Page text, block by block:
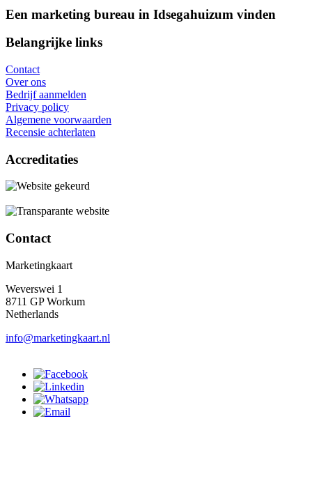
Een marketing bureau in Idsegahuizum vinden
Belangrijke links
Contact
Over ons
Bedrijf aanmelden
Privacy policy
Algemene voorwaarden
Recensie achterlaten
Accreditaties
Contact
Marketingkaart
Weverswei 1
8711 GP Workum
Netherlands
info@marketingkaart.nl